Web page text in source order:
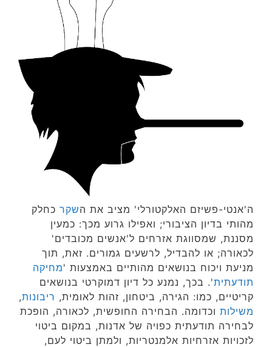
ה'אנטי-פשיזם האלקטורלי' מציב את השקר כחלק
מהותי בדיון הציבורי; ואפילו גרוע מכך: כמעין
מסננת, שמסווגת אזרחים ל'אנשים מכובדים'
לכאורה; או להבדיל, לרשעים גמורים. זאת, תוך
מניעת ויכוח בנושאים מהותיים באמצעות 'מחיקה
תודעתית'. בכך, נמנע כל דיון דמוקרטי בנושאים
קריטיים, כמו: הגירה, ביטחון, זהות לאומית, ריבונות,
משילות וכדומה. הבחירה החופשית, לכאורה, הופכת
לבחירה תודעתית כפויה של ​​אדנות, במקום ביטוי
לזכויות אזרחיות אלמנטריות, ולמתן ביטוי לעם,